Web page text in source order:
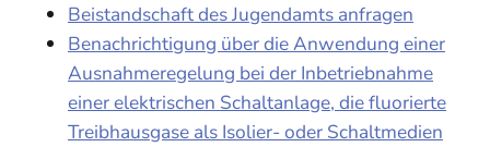
Beistandschaft des Jugendamts anfragen
Benachrichtigung über die Anwendung einer
Ausnahmeregelung bei der Inbetriebnahme
einer elektrischen Schaltanlage, die fluorierte
Treibhausgase als Isolier- oder Schaltmedien